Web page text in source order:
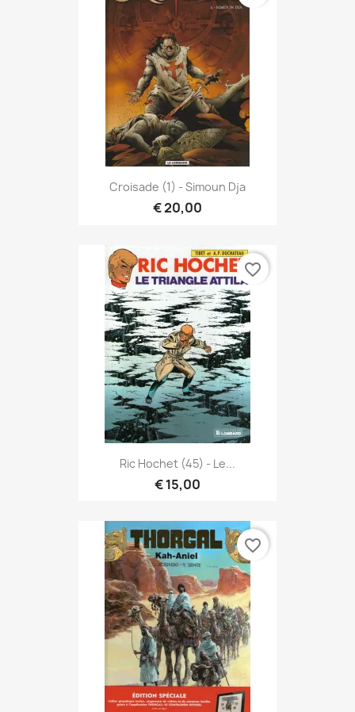
Croisade (1) - Simoun Dja
€ 20,00
Ric Hochet (45) - Le...
€ 15,00
favorite_border
favorite_border